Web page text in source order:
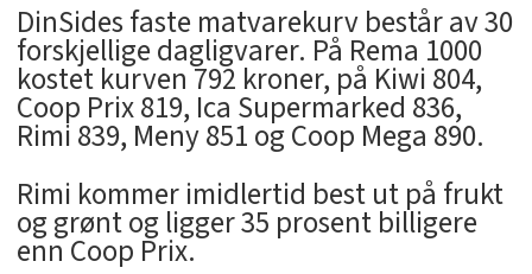
DinSides faste matvarekurv består av 30
forskjellige dagligvarer. På Rema 1000
kostet kurven 792 kroner, på Kiwi 804,
Coop Prix 819, Ica Supermarked 836,
Rimi 839, Meny 851 og Coop Mega 890.
Rimi kommer imidlertid best ut på frukt
og grønt og ligger 35 prosent billigere
enn Coop Prix.